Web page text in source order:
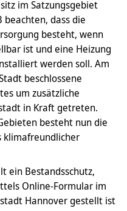
im Satzungsgebiet
beachten, dass die
besteht, wenn
ist und eine Heizung
werden soll. Am
beschlossene
um zusätzliche
in Kraft getreten.
besteht nun die
klimafreundlicher
ein Bestandsschutz,
Online-Formular im
Hannover gestellt ist